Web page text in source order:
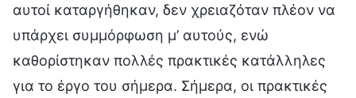
αυτοί καταργήθηκαν, δεν χρειαζόταν πλέον να
υπάρχει συμμόρφωση μ’ αυτούς, ενώ
καθορίστηκαν πολλές πρακτικές κατάλληλες
για το έργο του σήμερα. Σήμερα, οι πρακτικές